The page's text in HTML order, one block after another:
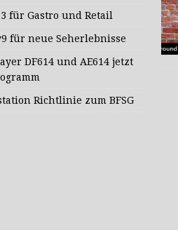
für Gastro und Retail
für neue Seherlebnisse
DF614 und AE614 jetzt
Richtlinie zum BFSG